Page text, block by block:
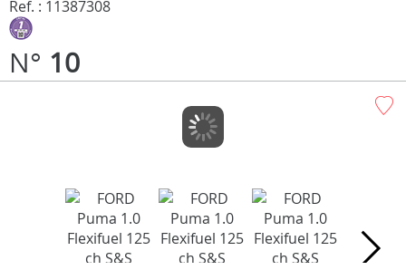
Ref. : 11387308
N° 10